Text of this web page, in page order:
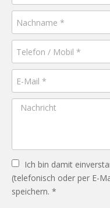
Ich bin damit
(telefonisch oder per E-
speichern. *